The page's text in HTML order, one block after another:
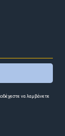
να λαμβάνετε